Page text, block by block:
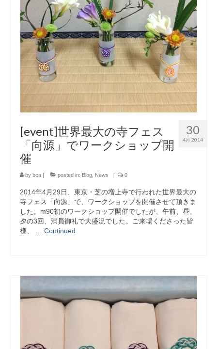
30
4月 2014
[event]世界最大の寺フェス
「向源」でワークショップ開
催
by bca | posted in: Blog News | 0
2014年4月29日、東京・芝の増上寺で行われた世界最大の
寺フェス「向源」で、ワークショップを開催させて頂きま
した。m90初のワークショップ開催でしたが、午前、昼、
夕の3回、満員御礼で大盛況でした。ご来場くださった皆
様、 … Continued